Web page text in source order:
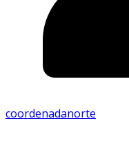
coordenadanorte